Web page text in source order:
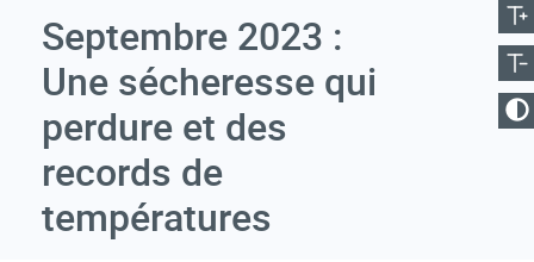
Réduire la taille
le contraste
Septembre 2023 :
Une sécheresse qui
perdure et des
records de
températures